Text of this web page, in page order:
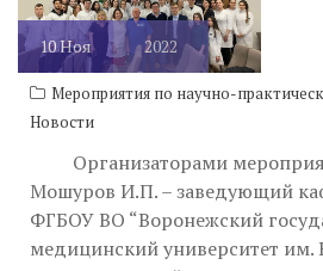
10Ноя 2022
Мероприятия по научно-
Новости
Организаторами
Мошуров И.П. – заведующий
ФГБОУ ВО “Воронежский
медицинский университет